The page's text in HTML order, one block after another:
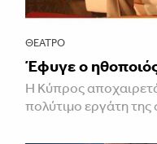
ΘΈΑΤΡΟ
Έφυγε ο
Η Κύπρος
πολύτιμο εργάτη της